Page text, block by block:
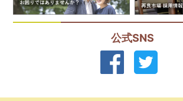
公式SNS